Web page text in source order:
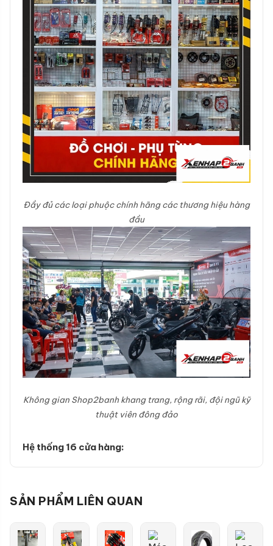
Đầy đủ các loại phuộc chính hãng các thương hiệu hàng
đầu
Không gian Shop2banh khang trang, rộng rãi, đội ngũ kỹ
thuật viên đông đảo
Hệ thống 16 cửa hàng:
SẢN PHẨM LIÊN QUAN